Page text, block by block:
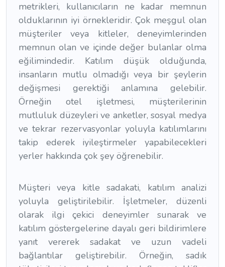
metrikleri, kullanıcıların ne kadar memnun
olduklarının iyi örnekleridir. Çok meşgul olan
müşteriler veya kitleler, deneyimlerinden
memnun olan ve içinde değer bulanlar olma
eğilimindedir. Katılım düşük olduğunda,
insanların mutlu olmadığı veya bir şeylerin
değişmesi gerektiği anlamına gelebilir.
Örneğin otel işletmesi, müşterilerinin
mutluluk düzeyleri ve anketler, sosyal medya
ve tekrar rezervasyonlar yoluyla katılımlarını
takip ederek iyileştirmeler yapabilecekleri
yerler hakkında çok şey öğrenebilir.
Müşteri veya kitle sadakati, katılım analizi
yoluyla geliştirilebilir. İşletmeler, düzenli
olarak ilgi çekici deneyimler sunarak ve
katılım göstergelerine dayalı geri bildirimlere
yanıt vererek sadakat ve uzun vadeli
bağlantılar geliştirebilir. Örneğin, sadık